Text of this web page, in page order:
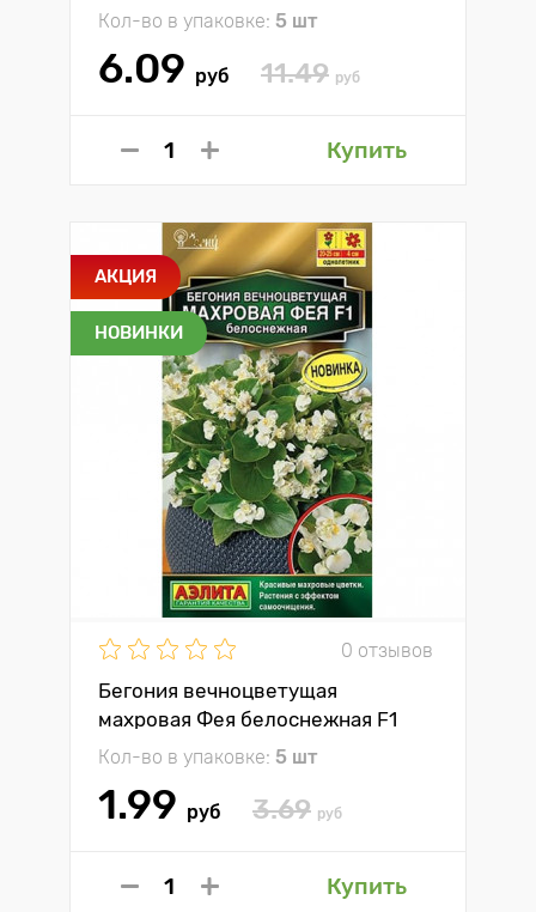
Кол-во в упаковке: 5 шт
6.09 руб 11.49 руб
Купить
АКЦИЯ
НОВИНКИ
0 отзывов
Бегония вечноцветущая
махровая Фея белоснежная F1
Аэлита
Кол-во в упаковке: 5 шт
1.99 руб 3.69 руб
Купить